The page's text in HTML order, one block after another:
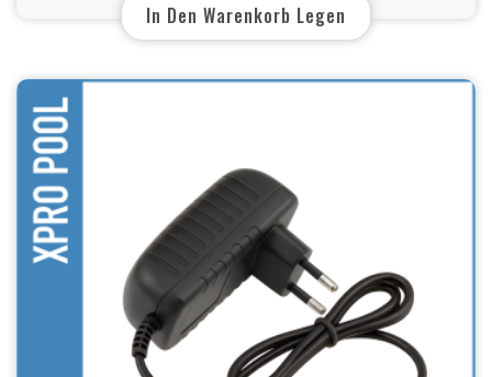
In Den Warenkorb Legen